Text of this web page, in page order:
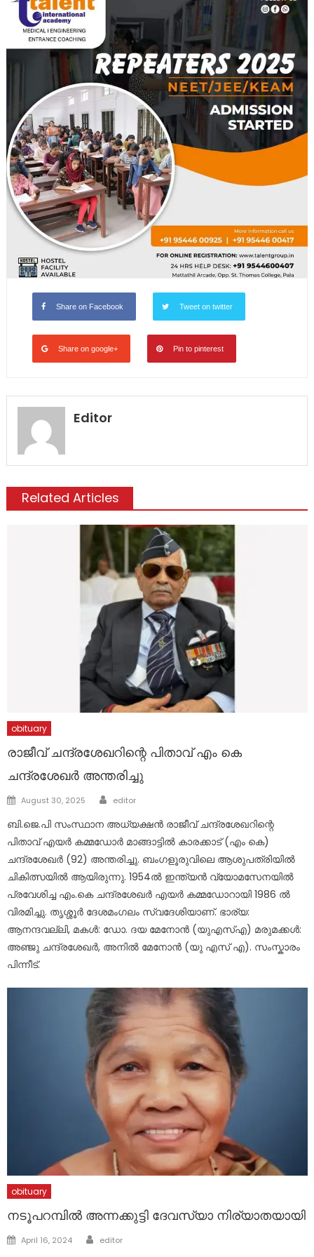
Share on Facebook Tweet on twitter
Share on google+ Pin to pinterest
Editor
Related Articles
obituary
രാജീവ് ചന്ദ്രശേഖറിന്റെ പിതാവ് എം കെ
ചന്ദ്രശേഖർ അന്തരിച്ചു
Posted
August 30, 2025 Author
editor
ബി.ജെ.പി സംസ്ഥാന അധ്യക്ഷൻ രാജീവ് ചന്ദ്രശേഖറിന്റെ
പിതാവ് എയർ കമ്മഡോർ മാങ്ങാട്ടിൽ കാരക്കാട് (എം കെ)
ചന്ദ്രശേഖർ (92) അന്തരിച്ചു. ബംഗളൂരുവിലെ ആശുപത്രിയിൽ
ചികിത്സയിൽ ആയിരുന്നു. 1954ൽ ഇന്ത്യൻ വ്യോമസേനയിൽ
പ്രവേശിച്ച എം.കെ ചന്ദ്രശേഖർ എയർ കമ്മഡോറായി 1986 ൽ
വിരമിച്ചു. തൃശ്ശൂർ ദേശമംഗലം സ്വദേശിയാണ്. ഭാര്യ:
ആനന്ദവല്ലി, മകൾ: ഡോ. ദയ മേനോൻ (യുഎസ്എ) മരുമക്കൾ:
അഞ്ജു ചന്ദ്രശേഖർ, അനിൽ മേനോൻ (യു എസ് എ). സംസ്കാരം
പിന്നീട്.
obituary
നടൂപറമ്പിൽ അന്നക്കുട്ടി ദേവസ്യാ നിര്യാതയായി
Posted
April 16, 2024 Author
editor